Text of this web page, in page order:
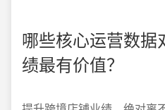
哪些核心运营数据
绩最有价值？